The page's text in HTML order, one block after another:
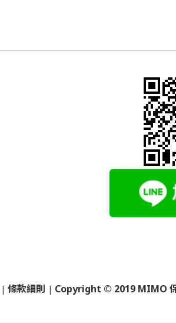
| 條款細則 | Copyright © 2019 MIMO